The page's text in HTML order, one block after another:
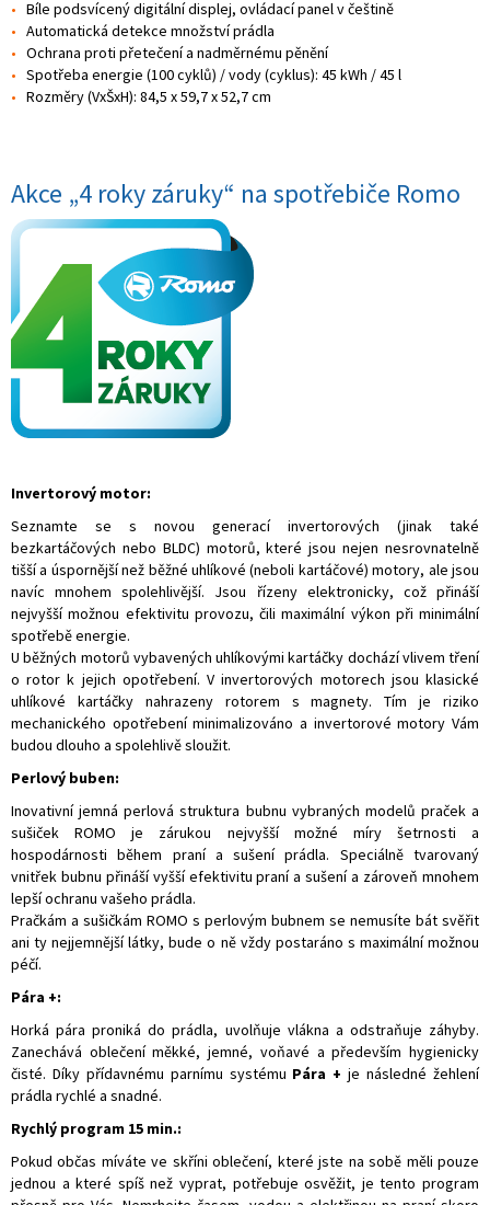
Bíle podsvícený digitální displej, ovládací panel v češtině
Automatická detekce množství prádla
Ochrana proti přetečení a nadměrnému pěnění
Spotřeba energie (100 cyklů) / vody (cyklus): 45 kWh / 45 l
Rozměry (VxŠxH): 84,5 x 59,7 x 52,7 cm
Akce „4 roky záruky“ na spotřebiče Romo
Invertorový motor:
Seznamte se s novou generací invertorových (jinak také
bezkartáčových nebo BLDC) motorů, které jsou nejen nesrovnatelně
tišší a úspornější než běžné uhlíkové (neboli kartáčové) motory, ale jsou
navíc mnohem spolehlivější. Jsou řízeny elektronicky, což přináší
nejvyšší možnou efektivitu provozu, čili maximální výkon při minimální
spotřebě energie.
U běžných motorů vybavených uhlíkovými kartáčky dochází vlivem tření
o rotor k jejich opotřebení. V invertorových motorech jsou klasické
uhlíkové kartáčky nahrazeny rotorem s magnety. Tím je riziko
mechanického opotřebení minimalizováno a invertorové motory Vám
budou dlouho a spolehlivě sloužit.
Perlový buben:
Inovativní jemná perlová struktura bubnu vybraných modelů praček a
sušiček ROMO je zárukou nejvyšší možné míry šetrnosti a
hospodárnosti během praní a sušení prádla. Speciálně tvarovaný
vnitřek bubnu přináší vyšší efektivitu praní a sušení a zároveň mnohem
lepší ochranu vašeho prádla.
Pračkám a sušičkám ROMO s perlovým bubnem se nemusíte bát svěřit
ani ty nejjemnější látky, bude o ně vždy postaráno s maximální možnou
péčí.
Pára +:
Horká pára proniká do prádla, uvolňuje vlákna a odstraňuje záhyby.
Zanechává oblečení měkké, jemné, voňavé a především hygienicky
čisté. Díky přídavnému parnímu systému Pára + je následné žehlení
prádla rychlé a snadné.
Rychlý program 15 min.:
Pokud občas míváte ve skříni oblečení, které jste na sobě měli pouze
jednou a které spíš než vyprat, potřebuje osvěžit, je tento program